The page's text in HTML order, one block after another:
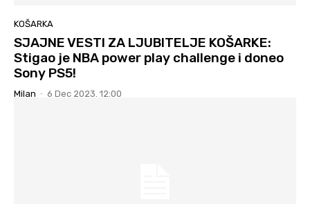
KOŠARKA
SJAJNE VESTI ZA LJUBITELJE KOŠARKE:
Stigao je NBA power play challenge i doneo
Sony PS5!
Milan - 6 Dec 2023. 12:00